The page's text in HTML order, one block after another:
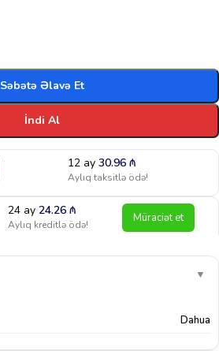
Səbətə Əlavə Et
İndi Al
12 ay 30.96 ₼
Aylıq taksitlə ödə!
24 ay24.26₼
Aylıq kreditlə ödə! Müraciət et
▼
Dahua